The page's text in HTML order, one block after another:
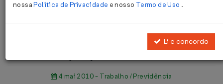
Má prestação de serviço:
indenização prescreve em 5 anos
4 mai 2010 - Trabalho / Previdência
nossaPolítica de Privacidade e nosso Termo de Uso .
Li e concordo